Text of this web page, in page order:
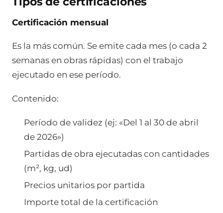
Certificación mensual
Es la más común. Se emite cada mes (o cada 2
semanas en obras rápidas) con el trabajo
ejecutado en ese período.
Contenido:
Período de validez (ej: «Del 1 al 30 de abril
de 2026»)
Partidas de obra ejecutadas con cantidades
(m², kg, ud)
Precios unitarios por partida
Importe total de la certificación